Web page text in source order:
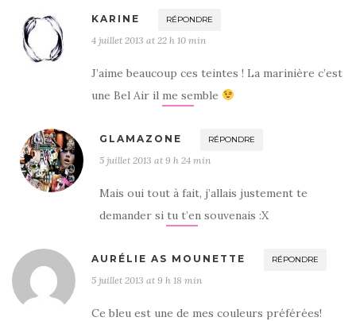
KARINE RÉPONDRE
4 juillet 2013 at 22 h 10 min
J’aime beaucoup ces teintes ! La marinière c’est
une Bel Air il me semble
GLAMAZONE RÉPONDRE
5 juillet 2013 at 9 h 24 min
Mais oui tout à fait, j’allais justement te
demander si tu t’en souvenais :X
AURÉLIE AS MOUNETTE RÉPONDRE
5 juillet 2013 at 9 h 18 min
Ce bleu est une de mes couleurs préférées!